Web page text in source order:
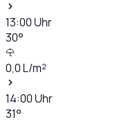
13:00Uhr
30°
0,0L/m²
14:00Uhr
31°